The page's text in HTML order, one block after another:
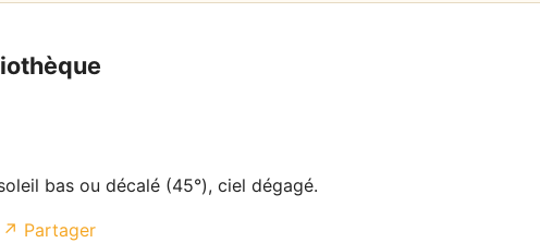
bas ou décalé (45°), ciel dégagé.
↗ Partager